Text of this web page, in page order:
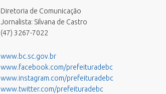
Diretoria de Comunicação
Jornalista: Silvana de Castro
(47) 3267-7022
www.bc.sc.gov.br
www.facebook.com/prefeituradebc
www.instagram.com/prefeituradebc
www.twitter.com/prefeituradebc